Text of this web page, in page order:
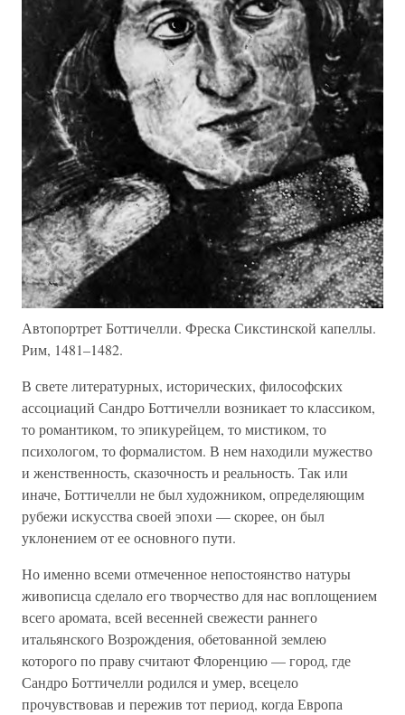
Автопортрет Боттичелли. Фреска Сикстинской капеллы.
Рим, 1481–1482.
В свете литературных, исторических, философских
ассоциаций Сандро Боттичелли возникает то классиком,
то романтиком, то эпикурейцем, то мистиком, то
психологом, то формалистом. В нем находили мужество
и женственность, сказочность и реальность. Так или
иначе, Боттичелли не был художником, определяющим
рубежи искусства своей эпохи — скорее, он был
уклонением от ее основного пути.
Но именно всеми отмеченное непостоянство натуры
живописца сделало его творчество для нас воплощением
всего аромата, всей весенней свежести раннего
итальянского Возрождения, обетованной землею
которого по праву считают Флоренцию — город, где
Сандро Боттичелли родился и умер, всецело
прочувствовав и пережив тот период, когда Европа